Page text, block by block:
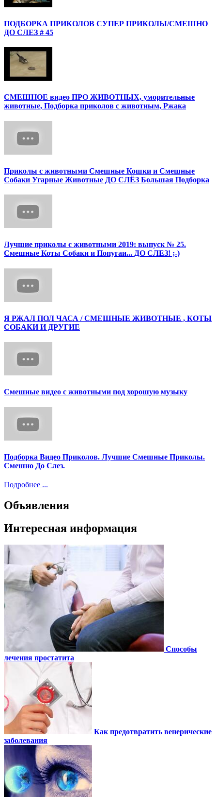
ПОДБОРКА ПРИКОЛОВ СУПЕР ПРИКОЛЫ/СМЕШНО
ДО СЛЕЗ # 45
СМЕШНОЕ видео ПРО ЖИВОТНЫХ, уморительные
животные, Подборка приколов с животным, Ржака
Приколы с животными Смешные Кошки и Смешные
Собаки Угарные Животные ДО СЛЁЗ Большая Подборка
Лучшие приколы с животными 2019: выпуск № 25.
Смешные Коты Собаки и Попугаи... ДО СЛЕЗ! ;-)
Я РЖАЛ ПОЛ ЧАСА / СМЕШНЫЕ ЖИВОТНЫЕ , КОТЫ
СОБАКИ И ДРУГИЕ
Смешные видео с животными под хорошую музыку
Подборка Видео Приколов. Лучшие Смешные Приколы.
Смешно До Слез.
Подробнее ...
Объявления
Интересная информация
Способы
лечения простатита
Как предотвратить венерические
заболевания